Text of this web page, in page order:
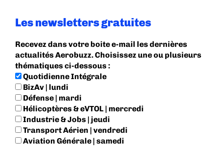
Les newsletters gratuites
Recevez dans votre boite e-mail les dernières
actualités Aerobuzz. Choisissez une ou plusieurs
thématiques ci-dessous :
Quotidienne Intégrale
BizAv | lundi
Défense | mardi
Hélicoptères & eVTOL | mercredi
Industrie & Jobs | jeudi
Transport Aérien | vendredi
Aviation Générale | samedi